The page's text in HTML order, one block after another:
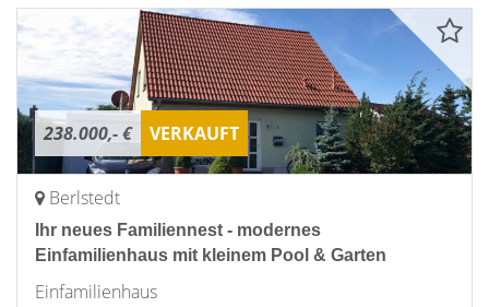
238.000,- € VERKAUFT
Berlstedt
Ihr neues Familiennest - modernes
Einfamilienhaus mit kleinem Pool & Garten
Einfamilienhaus